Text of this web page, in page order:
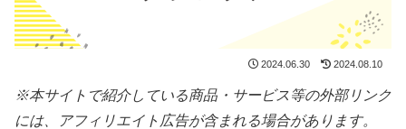
2024.06.30 2024.08.10
※本サイトで紹介している商品・サービス等の外部リンク
には、アフィリエイト広告が含まれる場合があります。